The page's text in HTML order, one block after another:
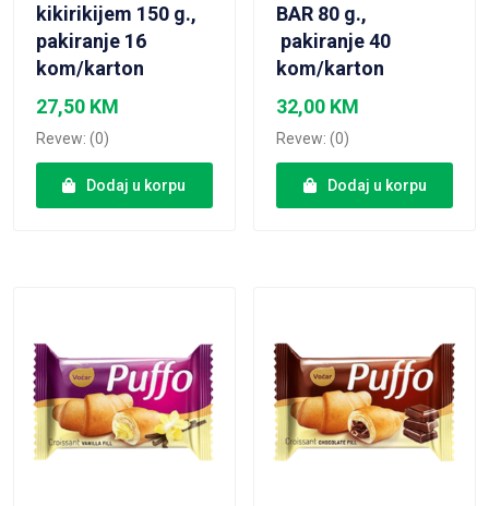
kikirikijem 150 g.,
pakiranje 16
kom/karton
27,50 KM
Revew: (0)
Dodaj u korpu
BAR 80 g.,
pakiranje 40
kom/karton
32,00 KM
Revew: (0)
Dodaj u korpu